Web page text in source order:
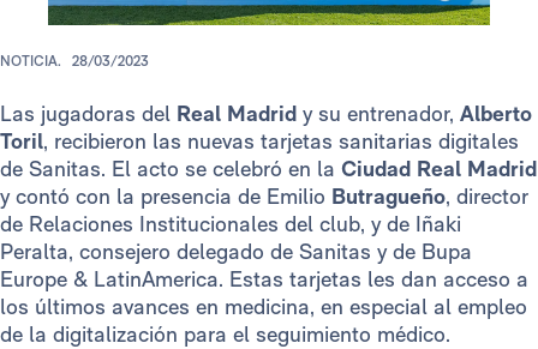
NOTICIA. 28/03/2023
Las jugadoras del Real Madrid y su entrenador, Alberto
Toril, recibieron las nuevas tarjetas sanitarias digitales
de Sanitas. El acto se celebró en la Ciudad Real Madrid
y contó con la presencia de Emilio Butragueño, director
de Relaciones Institucionales del club, y de Iñaki
Peralta, consejero delegado de Sanitas y de Bupa
Europe & LatinAmerica. Estas tarjetas les dan acceso a
los últimos avances en medicina, en especial al empleo
de la digitalización para el seguimiento médico.